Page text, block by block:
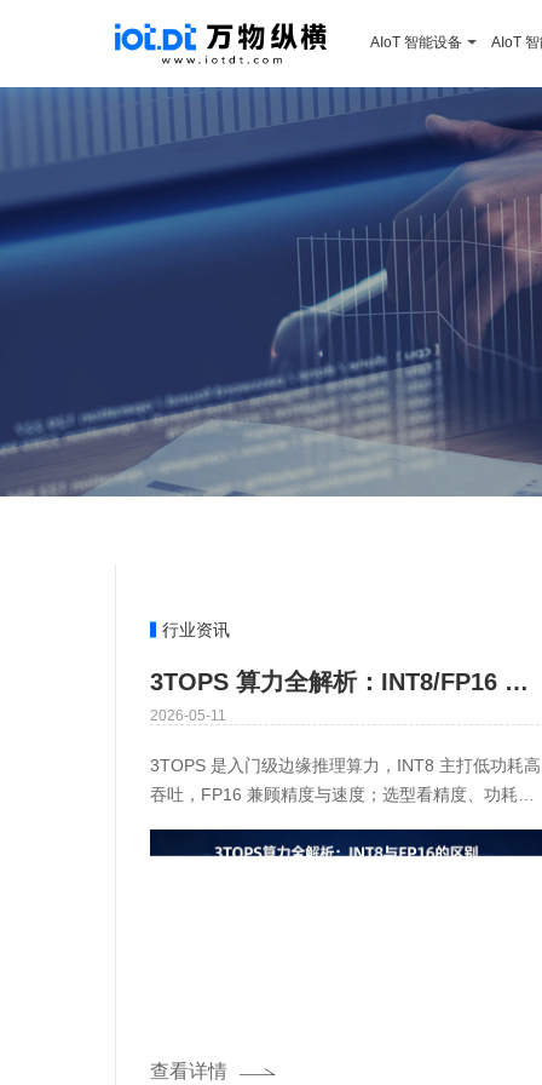
AIoT 智能设备 AIoT
行业资讯
3TOPS 算力全解析：INT8/FP16 区别、功耗、适用场景一文讲透
2026-05-11
3TOPS 是入门级边缘推理算力，INT8 主打低功耗高
吞吐，FP16 兼顾精度与速度；选型看精度、功耗、
概念：什
查看详情